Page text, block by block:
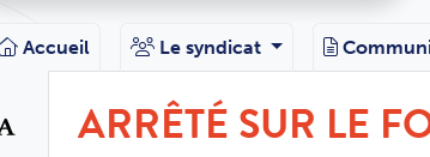
Accueil Le syndicat
ARRÊTÉ SUR LE